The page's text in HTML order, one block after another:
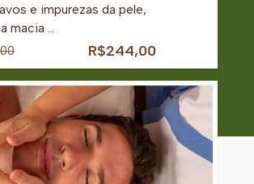
e impurezas da pele,
macia …
R$244,00